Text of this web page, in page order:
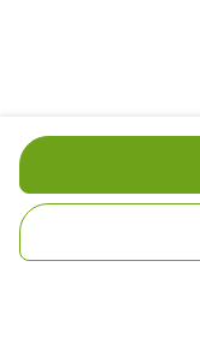
Ingrediënten